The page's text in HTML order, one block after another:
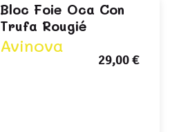
Bloc Foie Oca Con
Trufa Rougié
Avinova
29,00 €